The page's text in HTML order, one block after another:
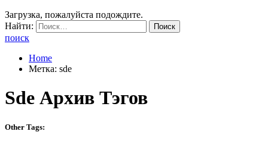
Загрузка, пожалуйста подождите.
Найти:
поиск
Home
Метка: sde
Sde Архив Тэгов
Other Tags: